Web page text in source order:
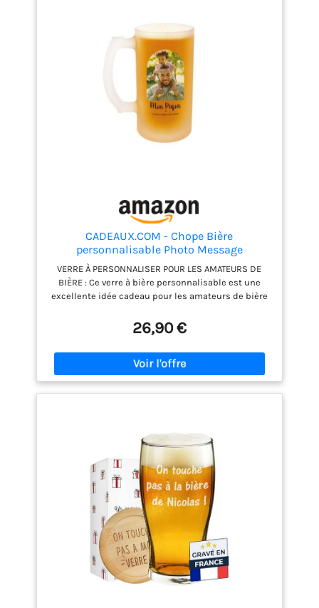
laser et s'utilise au lave-vaisselle.
Nos méthodes de production durables, nos
livraisons neutres en CO2 et nos diverses
certifications FSC contribuent à minimiser
l'empreinte écologique de YourSurprise.
CADEAUX.COM - Chope Bière
personnalisable Photo Message
Personnalisé - Cadeau Anniversaire
Homme Femme Fete Papa Maman
VERRE À PERSONNALISER POUR LES AMATEURS DE
BIÈRE : Ce verre à bière personnalisable est une
excellente idée cadeau pour les amateurs de bière
sans confondre son verre avec un autre VÉRITABLE
CHOPE DE BIERE : Ce verre réutilisable
personnalisable affiche une contenance de 47 cl,
une dimension idéale pour déguster une bière
surmontée d'une légère mousse, sans risque de
renverser son contenu PHOTO INSTANTANÉE D'AMOUR
PERSONNALISÉ EN FRANCE : Communiquez-nous le
prénom que vous souhaitez et nos équipes
s’occupent de le personnaliser dans nos ateliers
situés à Laval, en France DES CADEAUX
PERSONNALISÉS POUR TOUTES LES OCCASIONS :
Cadeaux.com est le spécialiste en ligne des
produits personnalisés à offrir en toute occasion :
anniversaire, retraite, fete des peres, fete des
meres, Noël, Saint-Valentin, ou juste pour le plaisir
26,90 €